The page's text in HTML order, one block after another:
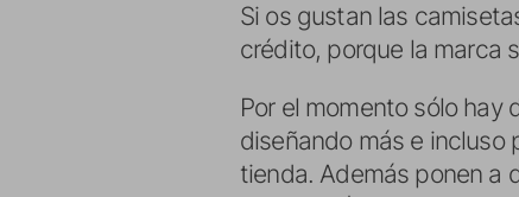
Si os gustan las
crédito, porque la marca
Por el momento sólo hay
diseñando más e incluso
tienda. Además ponen a